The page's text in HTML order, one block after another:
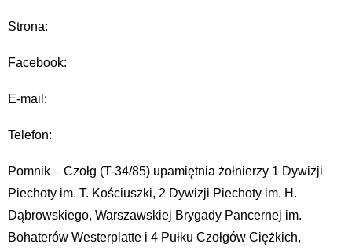
Strona:
Facebook:
E-mail:
Telefon:
Pomnik – Czołg (T-34/85) upamiętnia żołnierzy 1 Dywizji
Piechoty im. T. Kościuszki, 2 Dywizji Piechoty im. H.
Dąbrowskiego, Warszawskiej Brygady Pancernej im.
Bohaterów Westerplatte i 4 Pułku Czołgów Ciężkich,